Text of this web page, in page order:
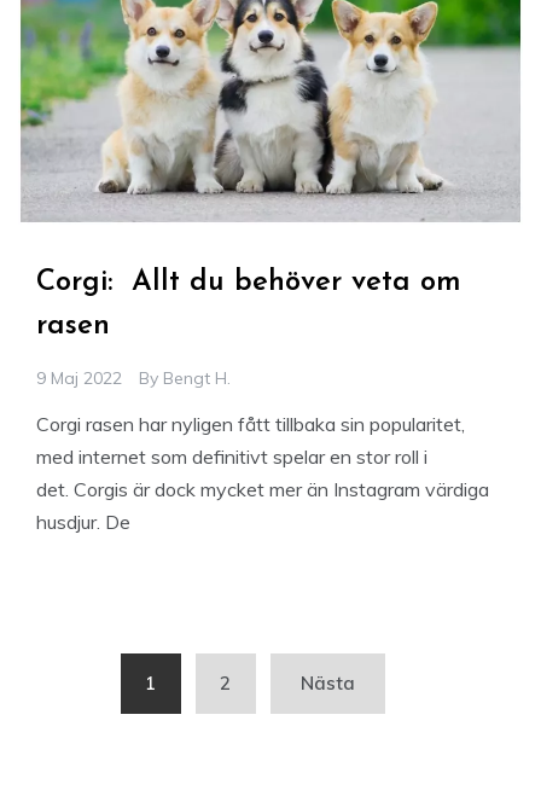
Corgi: Allt du behöver veta om
rasen
9 Maj 2022 By Bengt H.
Corgi rasen har nyligen fått tillbaka sin popularitet,
med internet som definitivt spelar en stor roll i
det. Corgis är dock mycket mer än Instagram värdiga
husdjur. De
Sidnumrering
1 2 Nästa